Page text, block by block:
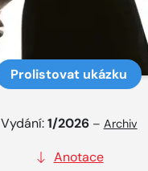
Prolistovat ukázku
Vydání:1/2026 – Archiv
Anotace